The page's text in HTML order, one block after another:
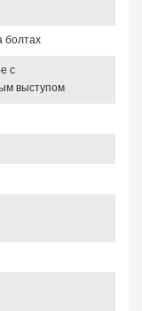
болтах
с
выступом